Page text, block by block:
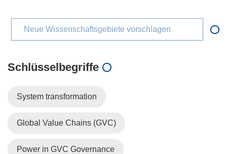
Neue Wissenschaftsgebiete vorschlagen
Schlüsselbegriffe
System transformation
Global Value Chains (GVC)
Power in GVC Governance